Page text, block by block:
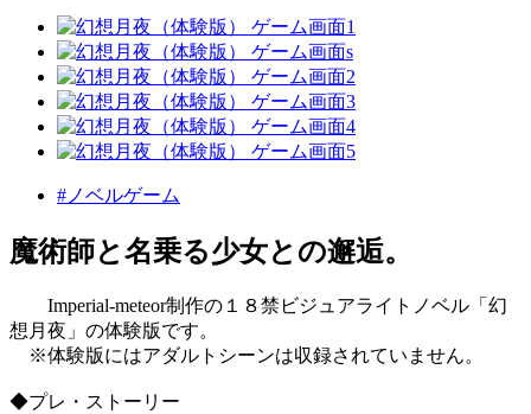
#ノベルゲーム
魔術師と名乗る少女との邂逅。
Imperial-meteor制作の１８禁ビジュアライトノベル「幻
想月夜」の体験版です。
※体験版にはアダルトシーンは収録されていません。
◆プレ・ストーリー